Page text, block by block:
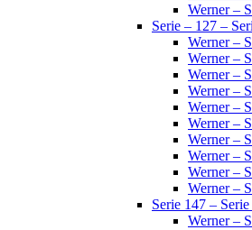
Werner –
Serie – 127 –
Werner –
Werner –
Werner –
Werner –
Werner –
Werner –
Werner –
Werner –
Werner –
Werner –
Serie 147 –
Werner –